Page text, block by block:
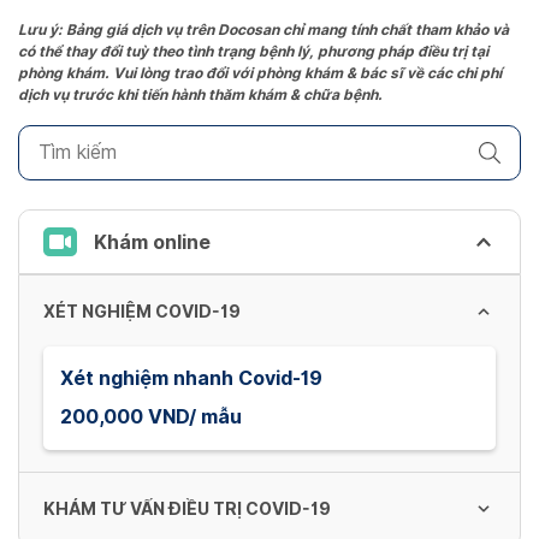
the
question
mark
to
keyboard
shortcuts
changing
Lưu ý: Bảng giá dịch vụ trên Docosan chỉ mang tính chất tham khảo và
có thể thay đổi tuỳ theo tình trạng bệnh lý, phương pháp điều trị tại
phòng khám. Vui lòng trao đổi với phòng khám & bác sĩ về các chi phí
dịch vụ trước khi tiến hành thăm khám & chữa bệnh.
Khám online
XÉT NGHIỆM COVID-19
Xét nghiệm nhanh Covid-19
200,000 VND/ mẫu
KHÁM TƯ VẤN ĐIỀU TRỊ COVID-19